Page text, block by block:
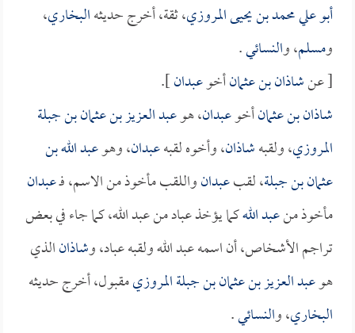
أبو علي محمد بن يحيى المروزي، ثقة، أخرج حديثهالبخاري،
ومسلم، والنسائي.
[ عنشاذان بن عثمانأخوعبدان].
شاذان بن عثمانأخوعبدان، هوعبد العزيز بن عثمان بن جبلة
المروزي، ولقبهشاذان، وأخوه لقبهعبدان، وهوعبد الله بن
عثمان بن جبلة، لقبعبدانواللقب مأخوذ من الاسم، فـعبدان
مأخوذ منعبد اللهكما يؤخذ عباد من عبد الله، كما جاء في بعض
تراجم الأشخاص، أن اسمه عبد الله ولقبه عباد، وشاذانالذي
هوعبد العزيز بن عثمان بن جبلة المروزيمقبول، أخرج حديثه
البخاري، والنسائي.